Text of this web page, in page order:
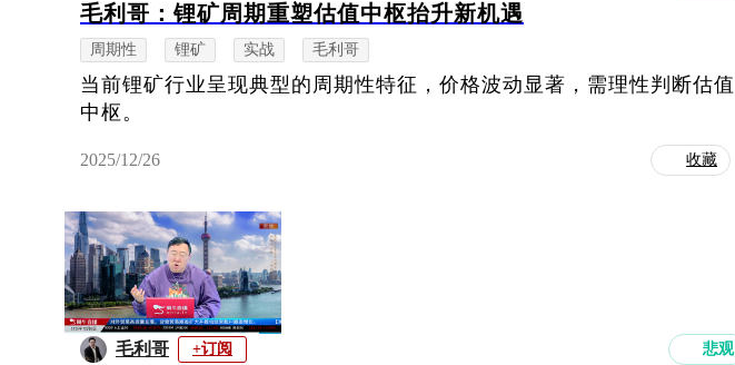
毛利哥：锂矿周期重塑估值中枢抬升新机遇
周期性 锂矿 实战 毛利哥
当前锂矿行业呈现典型的周期性特征，价格波动显著，需理性判断估值
中枢。
2025/12/26 收藏
毛利哥 +订阅 悲观